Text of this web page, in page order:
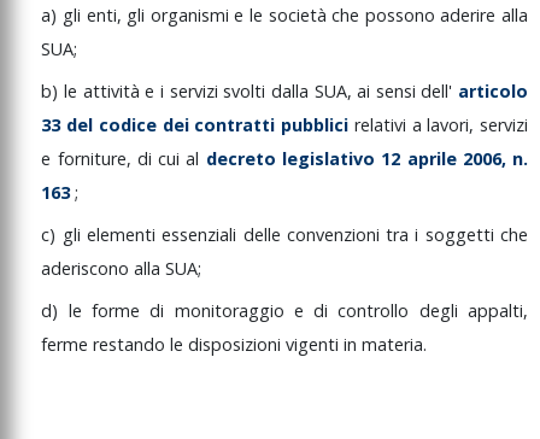
a) gli enti, gli organismiele societàche possonoaderirealla
SUA;
b)le attivitàe i servizisvolti dalla SUA,ai sensidell' articolo
33 del codice dei contratti pubblici relativi alavori, servizi
e forniture, dicuial decreto legislativo 12 aprile 2006, n.
163;
c) gli elementiessenziali delle convenzionitrai soggettiche
aderisconoallaSUA;
d) le formedi monitoraggio edicontrollo degliappalti,
fermerestandoledisposizionivigentiinmateria.